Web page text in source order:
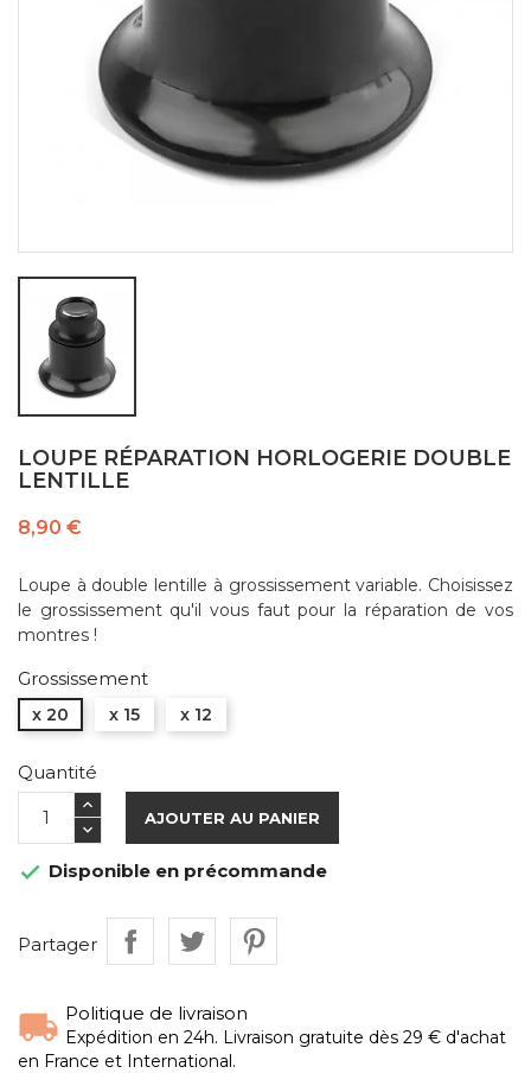
LOUPE RÉPARATION HORLOGERIE DOUBLE
LENTILLE
8,90 €
Loupe à double lentille à grossissement variable. Choisissez
le grossissement qu'il vous faut pour la réparation de vos
montres !
Grossissement
x 20 x 15 x 12
Quantité
AJOUTER AU PANIER
 Disponible en précommande
Partager
Politique de livraison
Expédition en 24h. Livraison gratuite dès 29 € d'achat
en France et International.